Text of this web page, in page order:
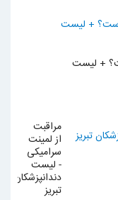
+ لیست
مراقبت
از لمینت
سرامیکی
- لیست
دندانپزشکان
تبریز